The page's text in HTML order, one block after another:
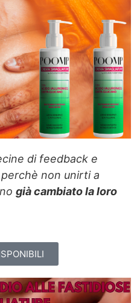
di feedback e
non unirti a
già cambiato la loro